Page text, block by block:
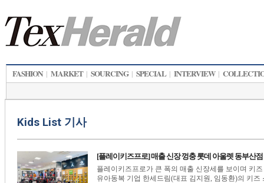
FASHION | MARKET | SOURCING | SPECIAL | INTERVIEW |
Kids List 기사
[플레이키즈프로] 매출 신장 껑충 롯데 아울렛 동부산
플레이키즈프로가 큰 폭의 매출 신장세를 보이며 키
유아동복 기업 한세드림(대표 김지원, 임동환)의 키